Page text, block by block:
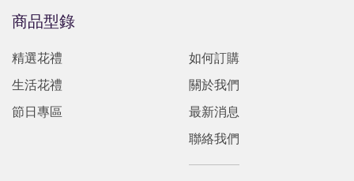
商品型錄
精選花禮
生活花禮
節日專區
如何訂購
關於我們
最新消息
聯絡我們